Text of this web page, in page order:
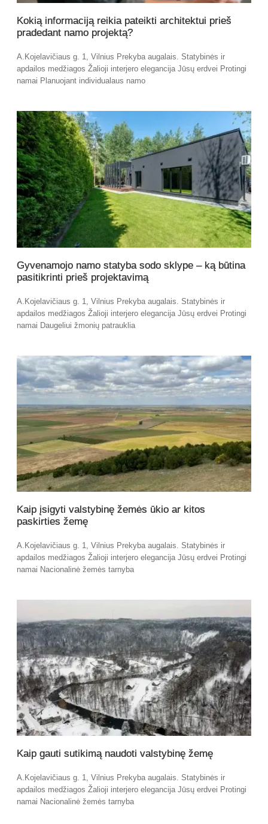
Kokią informaciją reikia pateikti architektui prieš
pradedant namo projektą?
A.Kojelavičiaus g. 1, Vilnius Prekyba augalais. Statybinės ir
apdailos medžiagos Žalioji interjero elegancija Jūsų erdvei Protingi
namai Planuojant individualaus namo
Gyvenamojo namo statyba sodo sklype – ką būtina
pasitikrinti prieš projektavimą
A.Kojelavičiaus g. 1, Vilnius Prekyba augalais. Statybinės ir
apdailos medžiagos Žalioji interjero elegancija Jūsų erdvei Protingi
namai Daugeliui žmonių patrauklia
Kaip įsigyti valstybinę žemės ūkio ar kitos
paskirties žemę
A.Kojelavičiaus g. 1, Vilnius Prekyba augalais. Statybinės ir
apdailos medžiagos Žalioji interjero elegancija Jūsų erdvei Protingi
namai Nacionalinė žemės tarnyba
Kaip gauti sutikimą naudoti valstybinę žemę
A.Kojelavičiaus g. 1, Vilnius Prekyba augalais. Statybinės ir
apdailos medžiagos Žalioji interjero elegancija Jūsų erdvei Protingi
namai Nacionalinė žemės tarnyba